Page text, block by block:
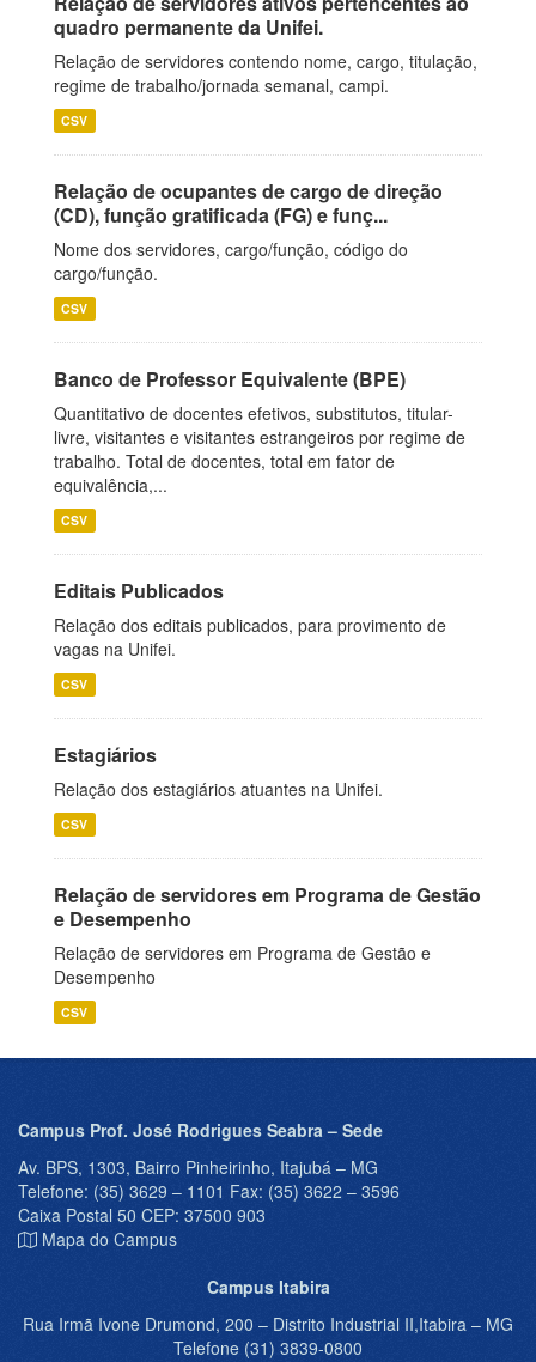
quadro permanente da Unifei.
Relação de servidores contendo nome, cargo, titulação,
regime de trabalho/jornada semanal, campi.
CSV
Relação de ocupantes de cargo de direção
(CD), função gratificada (FG) e funç...
Nome dos servidores, cargo/função, código do
cargo/função.
CSV
Banco de Professor Equivalente (BPE)
Quantitativo de docentes efetivos, substitutos, titular-
livre, visitantes e visitantes estrangeiros por regime de
trabalho. Total de docentes, total em fator de
equivalência,...
CSV
Editais Publicados
Relação dos editais publicados, para provimento de
vagas na Unifei.
CSV
Estagiários
Relação dos estagiários atuantes na Unifei.
CSV
Relação de servidores em Programa de Gestão
e Desempenho
Relação de servidores em Programa de Gestão e
Desempenho
CSV
Campus Prof. José Rodrigues Seabra – Sede
Av. BPS, 1303, Bairro Pinheirinho, Itajubá – MG
Telefone: (35) 3629 – 1101 Fax: (35) 3622 – 3596
Caixa Postal 50 CEP: 37500 903
Mapa do Campus
Campus Itabira
Rua Irmã Ivone Drumond, 200 – Distrito Industrial II,Itabira – MG
Telefone (31) 3839-0800